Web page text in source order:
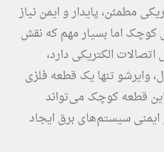
مطمئن، پایدار و ایمن نیاز
کوچک اما بسیار مهم که نقش
الکتریکی دارد،
وایرشو تنها یک قطعه فلزی
این قطعه کوچک می‌تواند
ایمنی سیستم‌های برق ایجاد